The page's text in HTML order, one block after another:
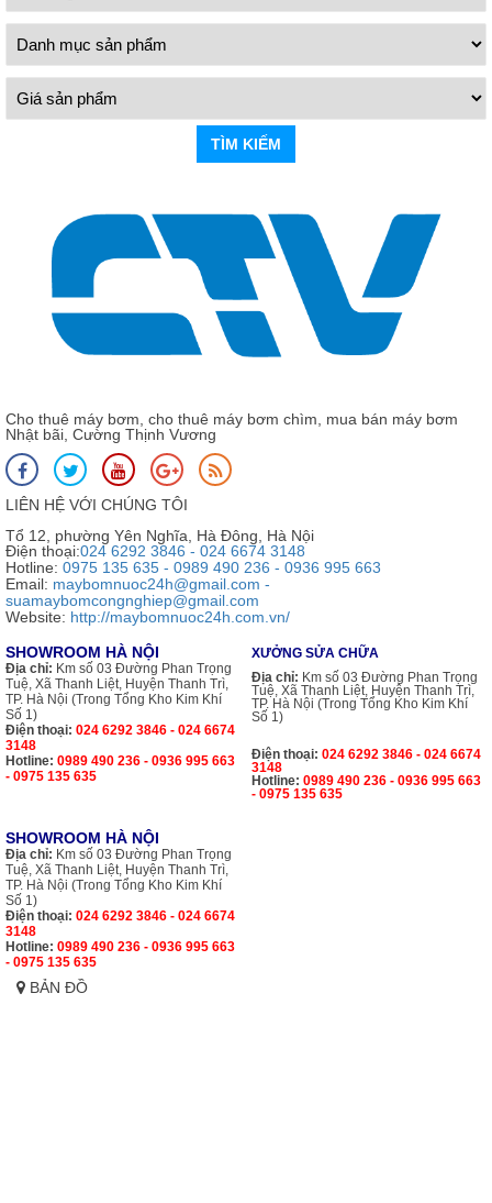
TÌM KIẾM
Cho thuê máy bơm, cho thuê máy bơm chìm, mua bán máy bơm
Nhật bãi, Cường Thịnh Vương
LIÊN HỆ VỚI CHÚNG TÔI
Tổ 12, phường Yên Nghĩa, Hà Đông, Hà Nội
Điện thoại:024 6292 3846 - 024 6674 3148
Hotline: 0975 135 635 - 0989 490 236 - 0936 995 663
Email: maybomnuoc24h@gmail.com -
suamaybomcongnghiep@gmail.com
Website: http://maybomnuoc24h.com.vn/
SHOWROOM HÀ NỘI
Địa chỉ: Km số 03 Đường Phan Trọng
Tuệ, Xã Thanh Liệt, Huyện Thanh Trì,
TP. Hà Nội (Trong Tổng Kho Kim Khí
Số 1)
Điện thoại: 024 6292 3846 - 024 6674
3148
Hotline: 0989 490 236 - 0936 995 663
- 0975 135 635
XƯỞNG SỬA CHỮA
Địa chỉ: Km số 03 Đường Phan Trọng
Tuệ, Xã Thanh Liệt, Huyện Thanh Trì,
TP. Hà Nội (Trong Tổng Kho Kim Khí
Số 1)
Điện thoại: 024 6292 3846 - 024 6674
3148
Hotline: 0989 490 236 - 0936 995 663
- 0975 135 635
SHOWROOM HÀ NỘI
Địa chỉ: Km số 03 Đường Phan Trọng
Tuệ, Xã Thanh Liệt, Huyện Thanh Trì,
TP. Hà Nội (Trong Tổng Kho Kim Khí
Số 1)
Điện thoại: 024 6292 3846 - 024 6674
3148
Hotline: 0989 490 236 - 0936 995 663
- 0975 135 635
BẢN ĐỒ